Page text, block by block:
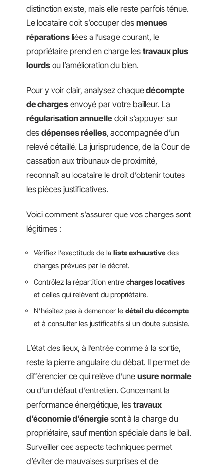
distinction existe, mais elle reste parfois ténue.
Le locataire doit s’occuper des menues
réparations liées à l’usage courant, le
propriétaire prend en charge les travaux plus
lourds ou l’amélioration du bien.
Pour y voir clair, analysez chaque décompte
de charges envoyé par votre bailleur. La
régularisation annuelle doit s’appuyer sur
des dépenses réelles, accompagnée d’un
relevé détaillé. La jurisprudence, de la Cour de
cassation aux tribunaux de proximité,
reconnaît au locataire le droit d’obtenir toutes
les pièces justificatives.
Voici comment s’assurer que vos charges sont
légitimes :
Vérifiez l’exactitude de la liste exhaustive des
charges prévues par le décret.
Contrôlez la répartition entre charges locatives
et celles qui relèvent du propriétaire.
N’hésitez pas à demander le détail du décompte
et à consulter les justificatifs si un doute subsiste.
L’état des lieux, à l’entrée comme à la sortie,
reste la pierre angulaire du débat. Il permet de
différencier ce qui relève d’une usure normale
ou d’un défaut d’entretien. Concernant la
performance énergétique, les travaux
d’économie d’énergie sont à la charge du
propriétaire, sauf mention spéciale dans le bail.
Surveiller ces aspects techniques permet
d’éviter de mauvaises surprises et de